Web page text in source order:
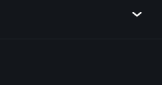
sur le marché